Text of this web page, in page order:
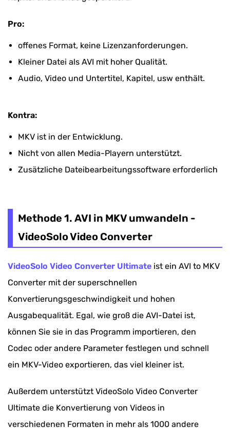
Pro:
offenes Format, keine Lizenzanforderungen.
Kleiner Datei als AVI mit hoher Qualität.
Audio, Video und Untertitel, Kapitel, usw enthält.
Kontra:
MKV ist in der Entwicklung.
Nicht von allen Media-Playern unterstützt.
Zusätzliche Dateibearbeitungssoftware erforderlich
Methode 1. AVI in MKV umwandeln -
VideoSolo Video Converter
VideoSolo Video Converter Ultimate ist ein AVI to MKV
Converter mit der superschnellen
Konvertierungsgeschwindigkeit und hohen
Ausgabequalität. Egal, wie groß die AVI-Datei ist,
können Sie sie in das Programm importieren, den
Codec oder andere Parameter festlegen und schnell
ein MKV-Video exportieren, das viel kleiner ist.
Außerdem unterstützt VideoSolo Video Converter
Ultimate die Konvertierung von Videos in
verschiedenen Formaten in mehr als 1000 andere